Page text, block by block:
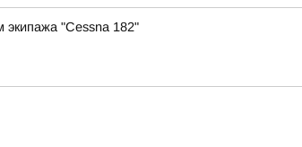
экипажа "Cessna 182"